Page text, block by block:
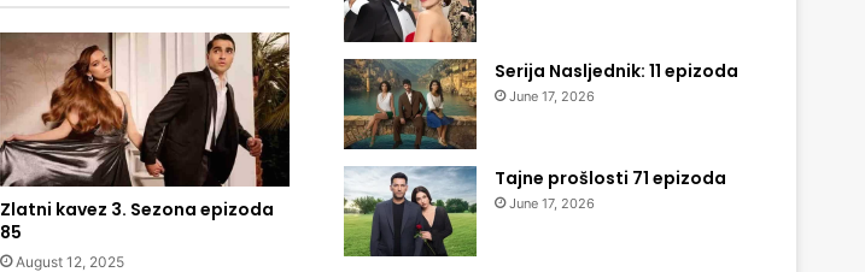
Zlatni kavez 3. Sezona epizoda
85
August 12, 2025
Serija Nasljednik: 11 epizoda
June 17, 2026
Tajne prošlosti 71 epizoda
June 17, 2026